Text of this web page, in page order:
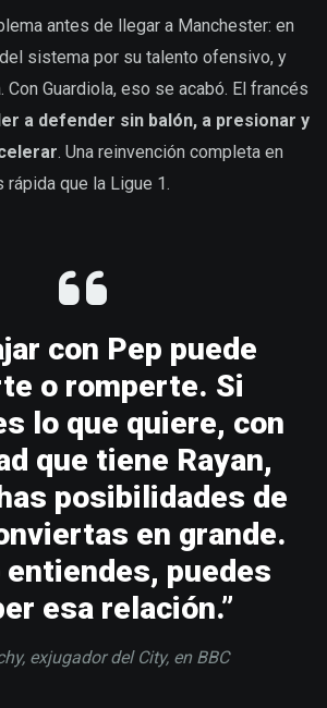
antes de llegar a Manchester: en
sistema por su talento ofensivo, y
Con Guardiola, eso se acabó. El francés
a defender sin balón, a presionar y
. Una reinvención completa en
rápida que la Ligue 1.
con Pep puede
o romperte. Si
lo que quiere, con
que tiene Rayan,
posibilidades de
en grande.
entiendes, puedes
esa relación.”
exjugador del City, en BBC